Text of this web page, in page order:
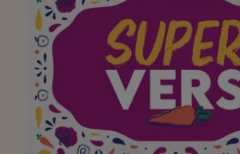
lieve groetjes